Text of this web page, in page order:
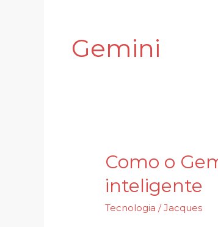
Gemini
Como o
inteligente
Tecnologia /Jacques
Como
Gemini
pode